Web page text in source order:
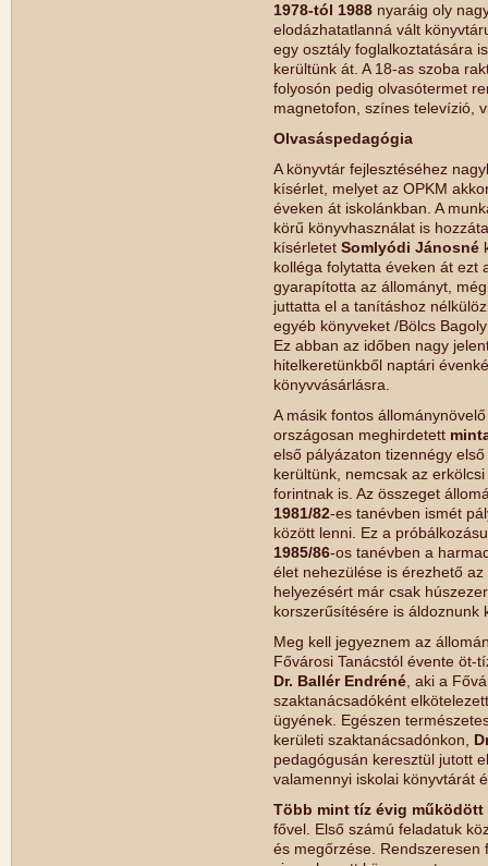
1978-tól 1988 nyaráig oly
elodázhatatlanná vált
egy osztály foglalkoztatására
kerültünk át. A 18-as szoba
folyosón pedig olvasótermet
magnetofon, színes televízió,
Olvasáspedagógia
A könyvtár fejlesztéséhez
kísérlet, melyet az OPKM
éveken át iskolánkban. A
körű könyvhasználat is
kísérletet Somlyódi Jánosné
kolléga folytatta éveken át ezt
gyarapította az állományt,
juttatta el a tanításhoz
egyéb könyveket /Bölcs
Ez abban az időben nagy
hitelkeretünkből naptári
könyvvásárlásra.
A másik fontos
országosan meghirdetett
első pályázaton tizennégy
kerültünk, nemcsak az
forintnak is. Az összeget
1981/82-es tanévben ismét
között lenni. Ez a
1985/86-os tanévben a
élet nehezülése is érezhető
helyezésért már csak
korszerűsítésére is áldoznunk
Meg kell jegyeznem az
Fővárosi Tanácstól évente öt-
Dr. Ballér Endréné , aki a
szaktanácsadóként
ügyének. Egészen
kerületi szaktanácsadónkon,
pedagógusán keresztül jutott
valamennyi iskolai könyvtárát
Több mint tíz évig
fővel. Első számú feladatuk
és megőrzése.